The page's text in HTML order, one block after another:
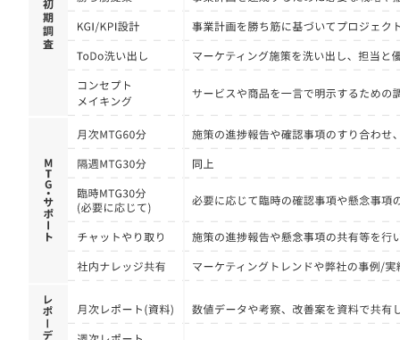
代表メッセージ（岩野圭佑）
取締役メッセージ（株本祐己）
認定パートナー
動画ディレクター
営業
インターン
マーケマネージャー